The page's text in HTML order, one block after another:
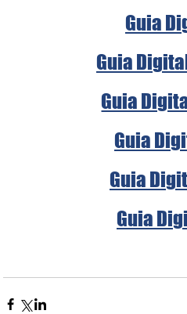
Guia
Guia
Guia
Guia
Guia
Guia